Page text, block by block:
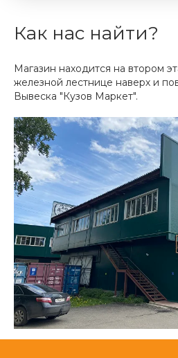
Как нас найти?
Магазин находится на втором
железной лестнице наверх и
Вывеска "Кузов Маркет".